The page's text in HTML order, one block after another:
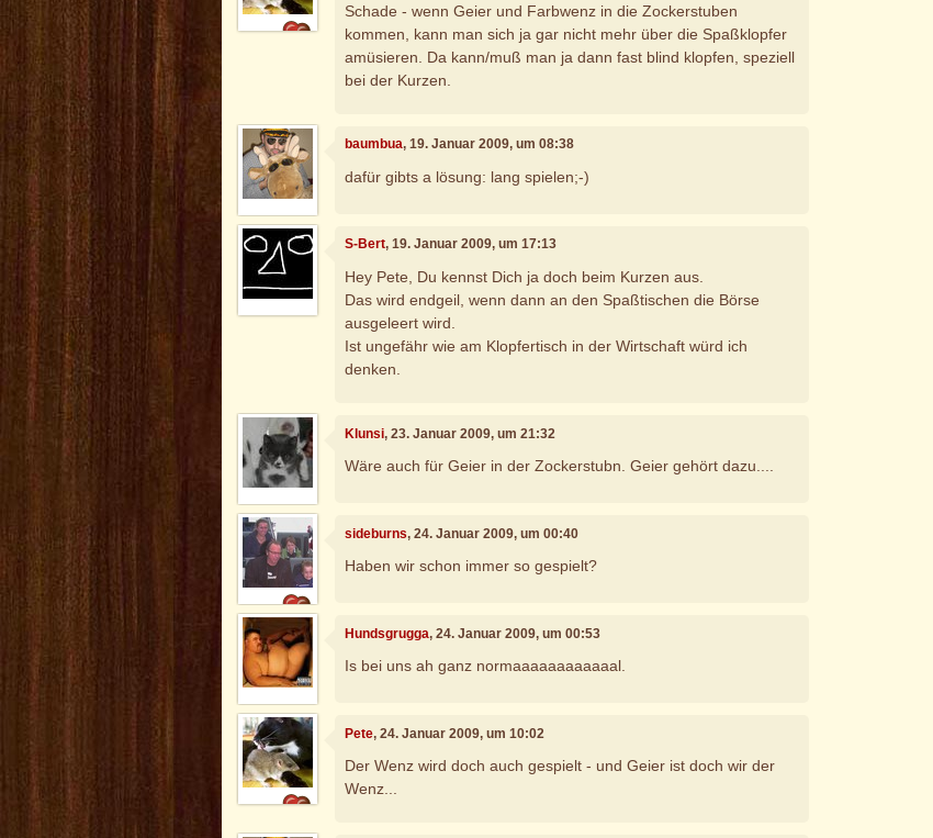
Schade - wenn Geier und Farbwenz in die Zockerstuben
kommen, kann man sich ja gar nicht mehr über die Spaßklopfer
amüsieren. Da kann/muß man ja dann fast blind klopfen, speziell
bei der Kurzen.
baumbua, 19. Januar 2009, um 08:38
dafür gibts a lösung: lang spielen;-)
S-Bert, 19. Januar 2009, um 17:13
Hey Pete, Du kennst Dich ja doch beim Kurzen aus.
Das wird endgeil, wenn dann an den Spaßtischen die Börse
ausgeleert wird.
Ist ungefähr wie am Klopfertisch in der Wirtschaft würd ich
denken.
Klunsi, 23. Januar 2009, um 21:32
Wäre auch für Geier in der Zockerstubn. Geier gehört dazu....
sideburns, 24. Januar 2009, um 00:40
Haben wir schon immer so gespielt?
Hundsgrugga, 24. Januar 2009, um 00:53
Is bei uns ah ganz normaaaaaaaaaaaal.
Pete, 24. Januar 2009, um 10:02
Der Wenz wird doch auch gespielt - und Geier ist doch wir der
Wenz...